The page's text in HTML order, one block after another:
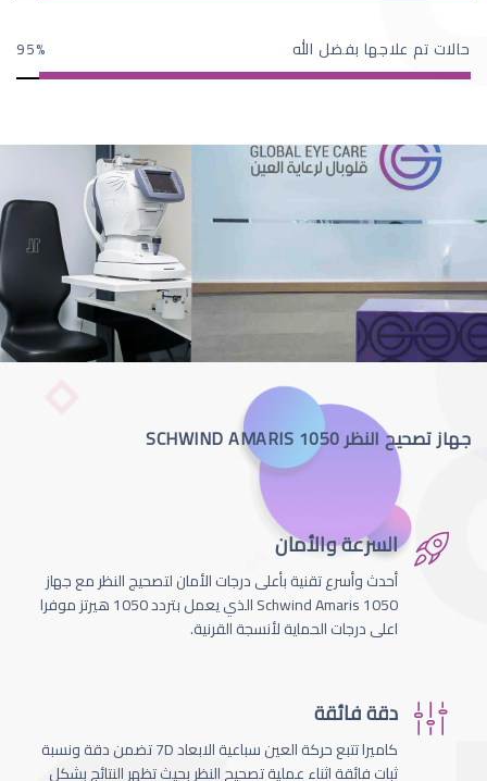
حالات تم علاجها بفضل الله 95
جهاز تصحيح النظر SCHWIND AMARIS 1050
السرعة والأمان
أحدث وأسرع تقنية بأعلى درجات الأمان لتصحيج النظر مع جهاز
Schwind Amaris 1050 الذي يعمل بتردد 1050 هيرتز موفرا
اعلى درجات الحماية لأنسجة القرنية.
دقة فائقة
كاميرا تتبع حركة العين سباعية الابعاد 7D تضمن دقة ونسبة
ثبات فائقة اثناء عملية تصحيح النظر بحيث تظهر النتائج بشكل